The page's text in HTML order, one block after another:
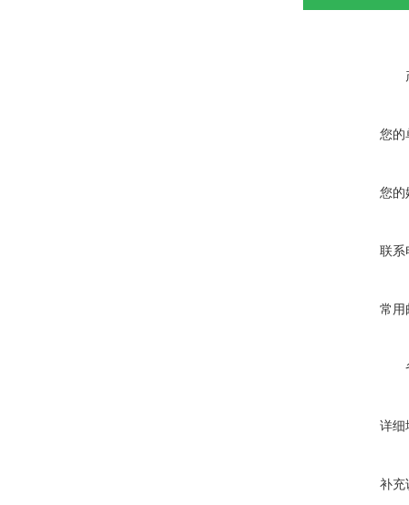
您的
您的
联系
常用
详细
补充